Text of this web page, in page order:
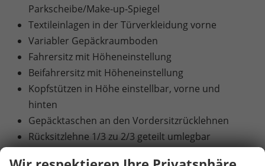
Parkscheibe/Make-up-Spiegel
Textileinlagen in der Türverkleidung vorne
Variabler Gepäckraumboden
Fahrersitz mit Höheneinstellung
Beifahrersitz mit Höheneinstellung
Kopfstützen in Höhe einstellbar, vorne und
hinten
Gepäcktaschen an den Vordersitzrücklehnen
Rücksitzlehne 1/3 zu 2/3 geteilt umlegbar